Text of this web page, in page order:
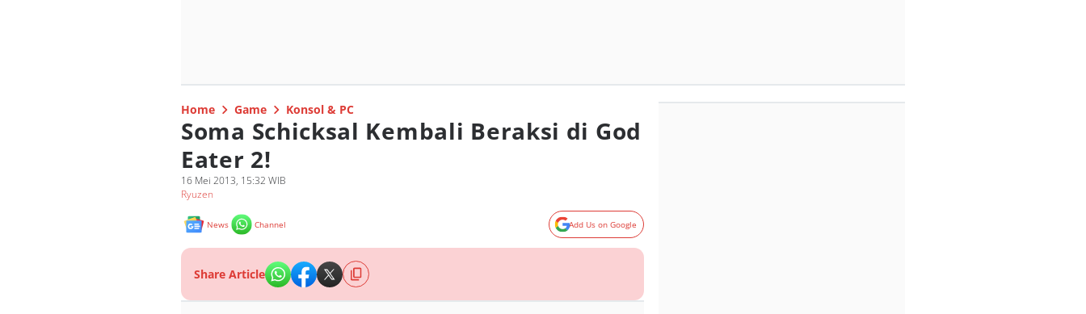
Home Game Konsol & PC
Soma Schicksal Kembali Beraksi di God
Eater 2!
16 Mei 2013, 15:32 WIB
Ryuzen
News Channel Add Us on Google
Share Article